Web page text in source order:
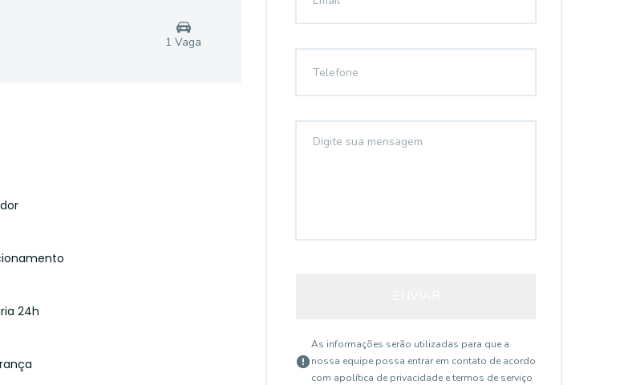
1 Vaga
24h
As informações serão utilizadas para que a
nossa equipe possa entrar em contato de acordo
com apolítica de privacidade e termos de serviço